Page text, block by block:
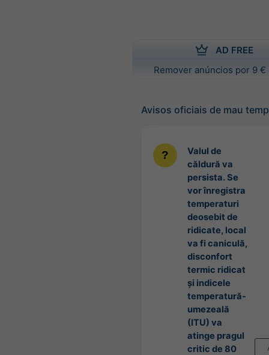
AD FREE
Remover anúncios por 9 €
Avisos oficiais de mau
Valul de
căldură va
persista. Se
vor înregistra
temperaturi
deosebit de
ridicate, local
va fi caniculă,
disconfort
termic ridicat
și indicele
temperatură-
umezeală
(ITU) va
atinge pragul
critic de 80